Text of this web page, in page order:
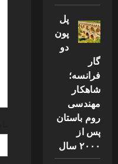
پل
پون
دو
گار
فرانسه؛
شاهکار
مهندسی
روم باستان
پس از
۲۰۰۰ سال